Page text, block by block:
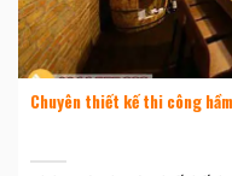
Chuyên thiết kế thi công